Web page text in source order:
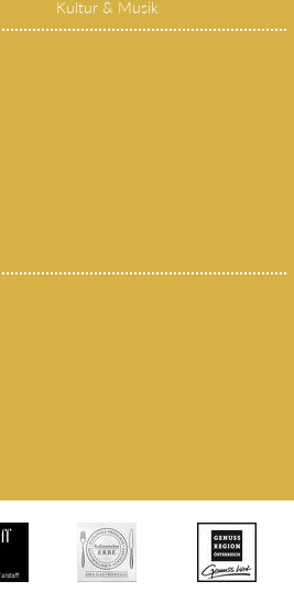
Kultur & Musik